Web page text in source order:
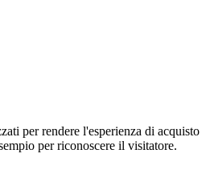
per rendere l'esperienza di acquisto
per riconoscere il visitatore.